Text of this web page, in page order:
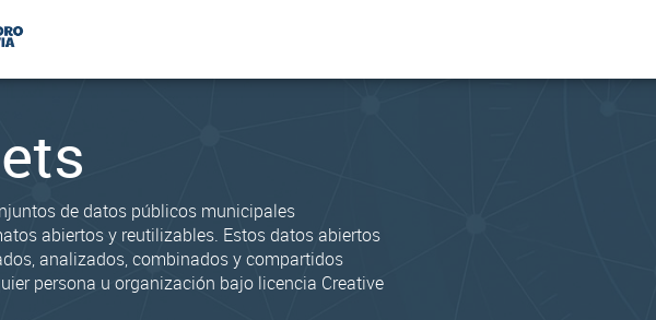
de datos públicos municipales
abiertos y reutilizables. Estos datos abiertos
analizados, combinados y compartidos
persona u organización bajo licencia Creative